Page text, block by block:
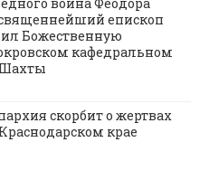
епископ
Божественную
кафедральном
Шахты
скорбит о жертвах
крае